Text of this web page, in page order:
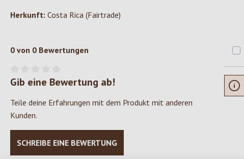
Herkunft: Costa Rica (Fairtrade)
0 von 0 Bewertungen
Durchschnittliche Bewertung von 0 von 5 Sternen
Gib eine Bewertung ab!
Teile deine Erfahrungen mit dem Produkt mit anderen
Kunden.
SCHREIBE EINE BEWERTUNG